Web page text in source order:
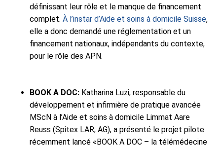
définissant leur rôle et le manque de financement
complet. À l’instar d’Aide et soins à domicile Suisse,
elle a donc demandé une réglementation et un
financement nationaux, indépendants du contexte,
pour le rôle des APN.
BOOK A DOC: Katharina Luzi, responsable du
développement et infirmière de pratique avancée
MScN à l’Aide et soins à domicile Limmat Aare
Reuss (Spitex LAR, AG), a présenté le projet pilote
récemment lancé «BOOK A DOC – la télémédecine